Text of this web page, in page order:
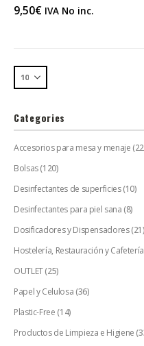
9,50€ IVA No inc.
Categories
Accesorios para mesa y menaje
Bolsas(120)
Desinfectantes de superficies (10)
Desinfectantes para piel sana (8)
Dosificadores y Dispensadores (21)
Hostelería, Restauración y
OUTLET(25)
Papel y Celulosa (36)
Plastic-Free (14)
Productos de Limpieza e Higiene